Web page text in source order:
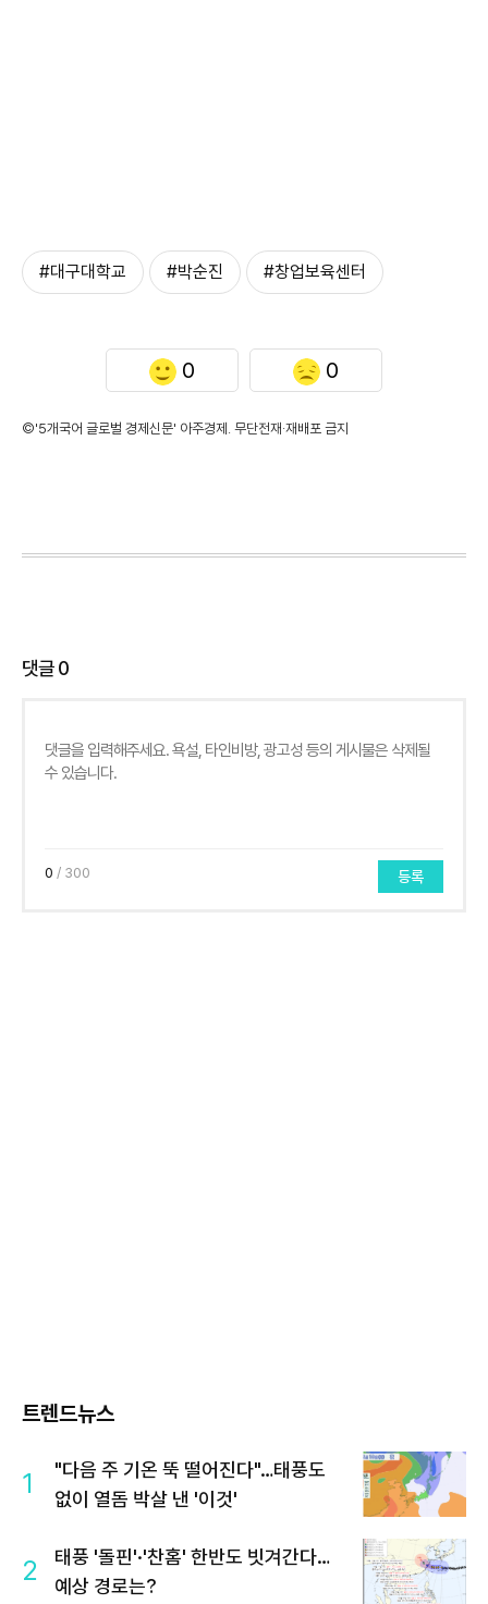
#대구대학교 #박순진 #창업보육센터
0 0
©'5개국어 글로벌 경제신문' 아주경제. 무단전재·재배포 금지
댓글0
0 / 300 등록
트렌드뉴스
1
"다음 주 기온 뚝 떨어진다"…태풍도
없이 열돔 박살 낸 '이것'
2
태풍 '돌핀'·'찬홈' 한반도 빗겨간다…
예상 경로는?